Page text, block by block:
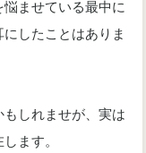
ませている最中に
したことはありま
しれませが、実は
ます。